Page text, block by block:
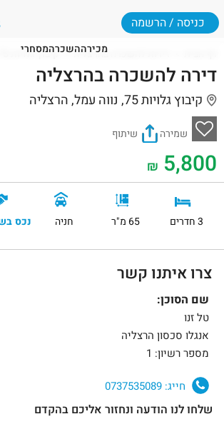
מכירההשכרהמסחרי
כניסה / הרשמה
דירות להשכרה בהרצליה קיבוץ גלויות 75, הרצליה
דירה להשכרה בהרצליה
קיבוץ גלויות 75, נווה עמל, הרצליה
שמירה שיתוף
5,800
₪
3 חדרים 65 מ"ר חניה נכס
צרו איתנו קשר
שם הסוכן:
טל זנו
אנגלו סכסון הרצליה
מספר רשיון: 1
חייג:
שלחו לנו הודעה ונחזור אליכם בהקדם